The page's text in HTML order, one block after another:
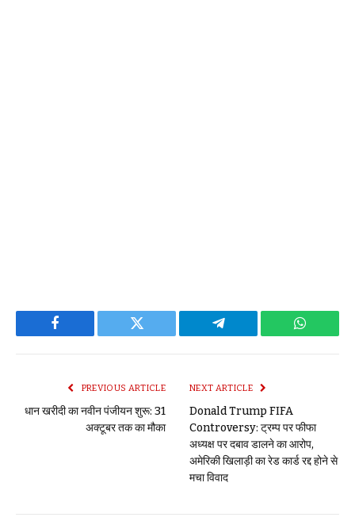
Facebook Twitter Telegram
PREVIOUS ARTICLE
धान खरीदी का नवीन पंजीयन शुरू: 31
अक्टूबर तक का मौका
NEXT ARTICLE
Donald Trump FIFA
Controversy: ट्रम्प पर फीफा
अध्यक्ष पर दबाव डालने का आरोप,
अमेरिकी खिलाड़ी का रेड कार्ड रद्द होने से
मचा विवाद